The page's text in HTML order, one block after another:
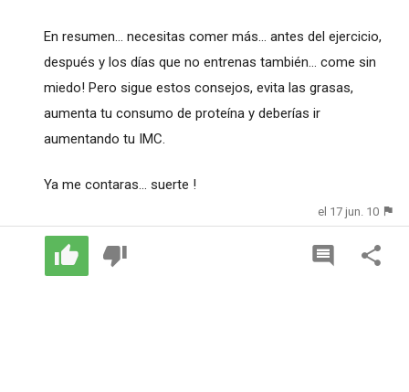
En resumen... necesitas comer más... antes del ejercicio,
después y los días que no entrenas también... come sin
miedo! Pero sigue estos consejos, evita las grasas,
aumenta tu consumo de proteína y deberías ir
aumentando tu IMC.
Ya me contaras... suerte !
el 17 jun. 10